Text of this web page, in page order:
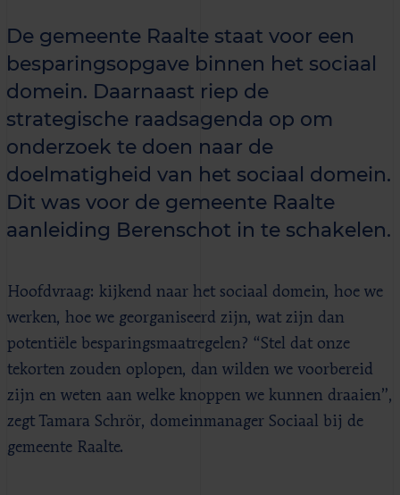
De gemeente Raalte staat voor een
besparingsopgave binnen het sociaal
domein. Daarnaast riep de
strategische raadsagenda op om
onderzoek te doen naar de
doelmatigheid van het sociaal domein.
Dit was voor de gemeente Raalte
aanleiding Berenschot in te schakelen.
Hoofdvraag: kijkend naar het sociaal domein, hoe we
werken, hoe we georganiseerd zijn, wat zijn dan
potentiële besparingsmaatregelen? “Stel dat onze
tekorten zouden oplopen, dan wilden we voorbereid
zijn en weten aan welke knoppen we kunnen draaien”,
zegt Tamara Schrör, domeinmanager Sociaal bij de
gemeente Raalte.